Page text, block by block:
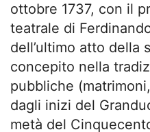
ottobre 1737, con il
teatrale di
dell’ultimo atto della
concepito nella
pubbliche
dagli inizi del
metà del